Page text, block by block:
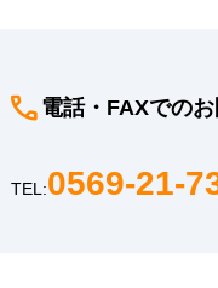
電話・FAXでの
TEL:0569-21-